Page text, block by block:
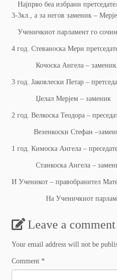
Најпрво беа избрани
3-3кл., а за негов заменик –
Ученичкиот парламент го
4 год. Стеваноска Мери
Кочоска Ангела – заменик
3 год. Јаковлески Петар –
Џелал Мерјем – заменик
2 год. Велкоска Теодора –
Везенкоски Стефан
1 год. Кимоска Ангела –
Станкоска Ангела –
И Ученикот – правобранител
На Ученичкиот парламент
Leave a comment
Your email address will not be
Comment *